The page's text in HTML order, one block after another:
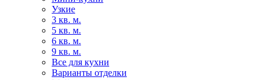
Узкие
3 кв. м.
5 кв. м.
6 кв. м.
9 кв. м.
Все для кухни
Варианты отделки